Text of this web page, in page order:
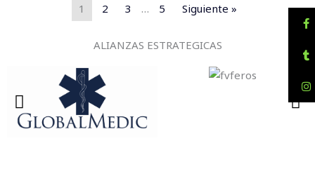
1 2 3 … 5 Siguiente »
ALIANZAS ESTRATEGICAS